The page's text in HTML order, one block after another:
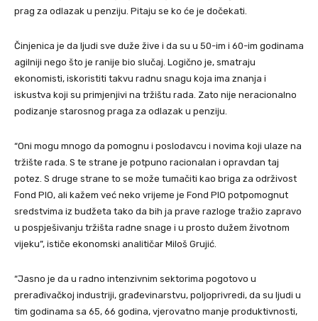
prag za odlazak u penziju. Pitaju se ko će je dočekati.
Činjenica je da ljudi sve duže žive i da su u 50-im i 60-im godinama
agilniji nego što je ranije bio slučaj. Logično je, smatraju
ekonomisti, iskoristiti takvu radnu snagu koja ima znanja i
iskustva koji su primjenjivi na tržištu rada. Zato nije neracionalno
podizanje starosnog praga za odlazak u penziju.
“Oni mogu mnogo da pomognu i poslodavcu i novima koji ulaze na
tržište rada. S te strane je potpuno racionalan i opravdan taj
potez. S druge strane to se može tumačiti kao briga za održivost
Fond PIO, ali kažem već neko vrijeme je Fond PIO potpomognut
sredstvima iz budžeta tako da bih ja prave razloge tražio zapravo
u pospješivanju tržišta radne snage i u prosto dužem životnom
vijeku”, ističe ekonomski analitičar Miloš Grujić.
“Jasno je da u radno intenzivnim sektorima pogotovo u
prerađivačkoj industriji, građevinarstvu, poljoprivredi, da su ljudi u
tim godinama sa 65, 66 godina, vjerovatno manje produktivnosti,